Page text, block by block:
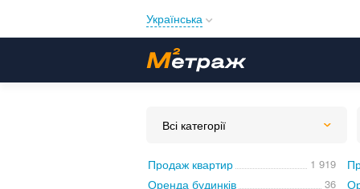
Українська
Українська
Всі категорії
Продаж квартир 1 919
Оренда будинків 36